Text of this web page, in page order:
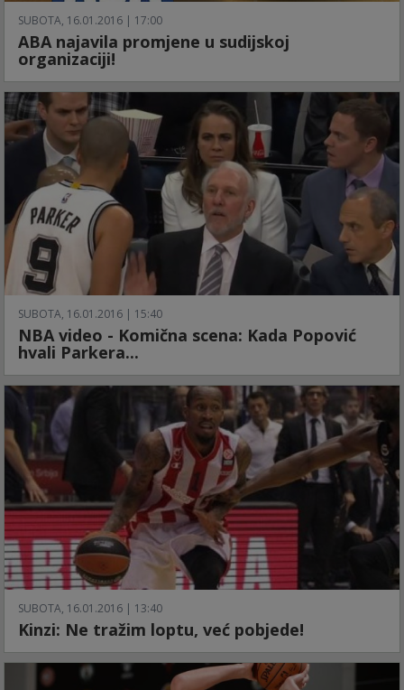
SUBOTA, 16.01.2016 | 17:00
ABA najavila promjene u sudijskoj
organizaciji!
SUBOTA, 16.01.2016 | 15:40
NBA video - Komična scena: Kada Popović
hvali Parkera...
SUBOTA, 16.01.2016 | 13:40
Kinzi: Ne tražim loptu, već pobjede!